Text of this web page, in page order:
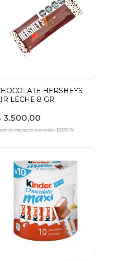
HERSHEYS
LECHE 8 GR
3.500,00
sin impuestos nacionales: $2892.56